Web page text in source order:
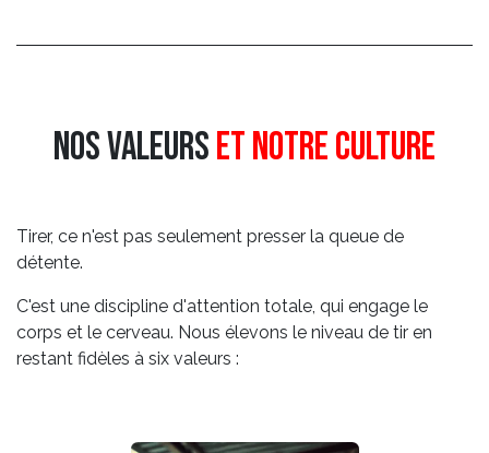
Nos valeurset notre culture
Tirer, ce n'est pas seulement presser la queue de
détente.
C'est une discipline d'attention totale, qui engage le
corps et le cerveau. Nous élevons le niveau de tir en
restant fidèles à six valeurs :